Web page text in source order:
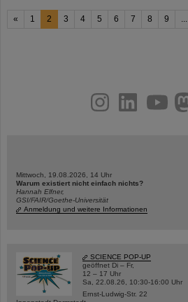
« 1 2 3 4 5 6 7 8 9 ...
youtubehelmholtz.socialfacebook
Mittwoch, 19.08.2026, 14 Uhr
Warum existiert nicht einfach nichts?
Hannah Elfner,
GSI/FAIR/Goethe-Universität
Anmeldung und weitere Informationen
SCIENCE POP-UP
geöffnet Di – Fr,
12 – 17 Uhr
Sa, 22.08.26, 10:30-16:00 Uhr
Ernst-Ludwig-Str. 22